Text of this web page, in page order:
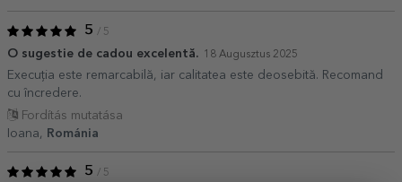
5 / 5
O sugestie de cadou excelentă. 18 Augusztus 2025
Execuția este remarcabilă, iar calitatea este deosebită. Recomand
cu încredere.
Fordítás mutatása
Ioana,
Románia
5 / 5